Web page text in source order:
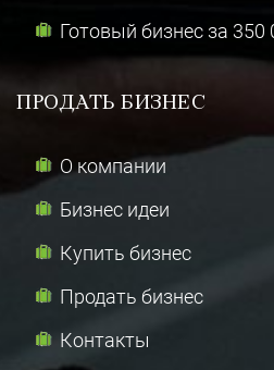
Готовый бизнес за 350
ПРОДАТЬ БИЗНЕС
О компании
Бизнес идеи
Купить бизнес
Продать бизнес
Контакты